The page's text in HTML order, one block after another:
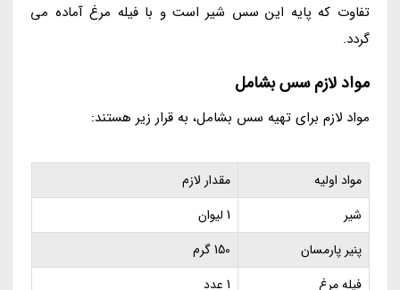
تفاوت که پایه این سس شیر است و با فیله مرغ آماده می
گردد.
مواد لازم سس بشامل
مواد لازم برای تهیه سس بشامل، به قرار زیر هستند:
مواد اولیه
مقدار لازم
شیر
1 لیوان
پنیر پارمسان
150 گرم
فیله مرغ
1 عدد